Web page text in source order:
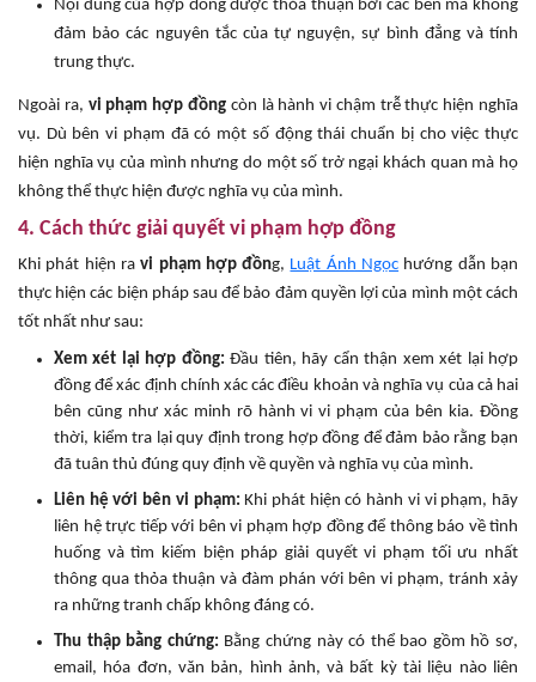
Nội dung của hợp đồng được thỏa thuận bởi các bên mà không
đảm bảo các nguyên tắc của tự nguyện, sự bình đẳng và tính
trung thực.
Ngoài ra, vi phạm hợp đồngcòn là hành vi chậm trễ thực hiện nghĩa
vụ. Dù bên vi phạm đã có một số động thái chuẩn bị cho việc thực
hiện nghĩa vụ của mình nhưng do một số trở ngại khách quan mà họ
không thể thực hiện được nghĩa vụ của mình.
4. Cách thức giải quyết vi phạm hợp đồng
Khi phát hiện ravi phạm hợp đồng, Luật Ánh Ngọc hướng dẫn bạn
thực hiện các biện pháp sau để bảo đảm quyền lợi của mình một cách
tốt nhất như sau:
Xem xét lại hợp đồng: Đầu tiên, hãy cẩn thận xem xét lại hợp
đồng để xác định chính xác các điều khoản và nghĩa vụ của cả hai
bên cũng như xác minh rõ hành vi vi phạm của bên kia. Đồng
thời, kiểm tra lại quy định trong hợp đồng để đảm bảo rằng bạn
đã tuân thủ đúng quy định về quyền và nghĩa vụ của mình.
Liên hệ với bên vi phạm: Khi phát hiện có hành vi vi phạm, hãy
liên hệ trực tiếp với bên vi phạm hợp đồng để thông báo về tình
huống và tìm kiếm biện pháp giải quyết vi phạm tối ưu nhất
thông qua thỏa thuận và đàm phán với bên vi phạm, tránh xảy
ra những tranh chấp không đáng có.
Thu thập bằng chứng: Bằng chứng này có thể bao gồm hồ sơ,
email, hóa đơn, văn bản, hình ảnh, và bất kỳ tài liệu nào liên